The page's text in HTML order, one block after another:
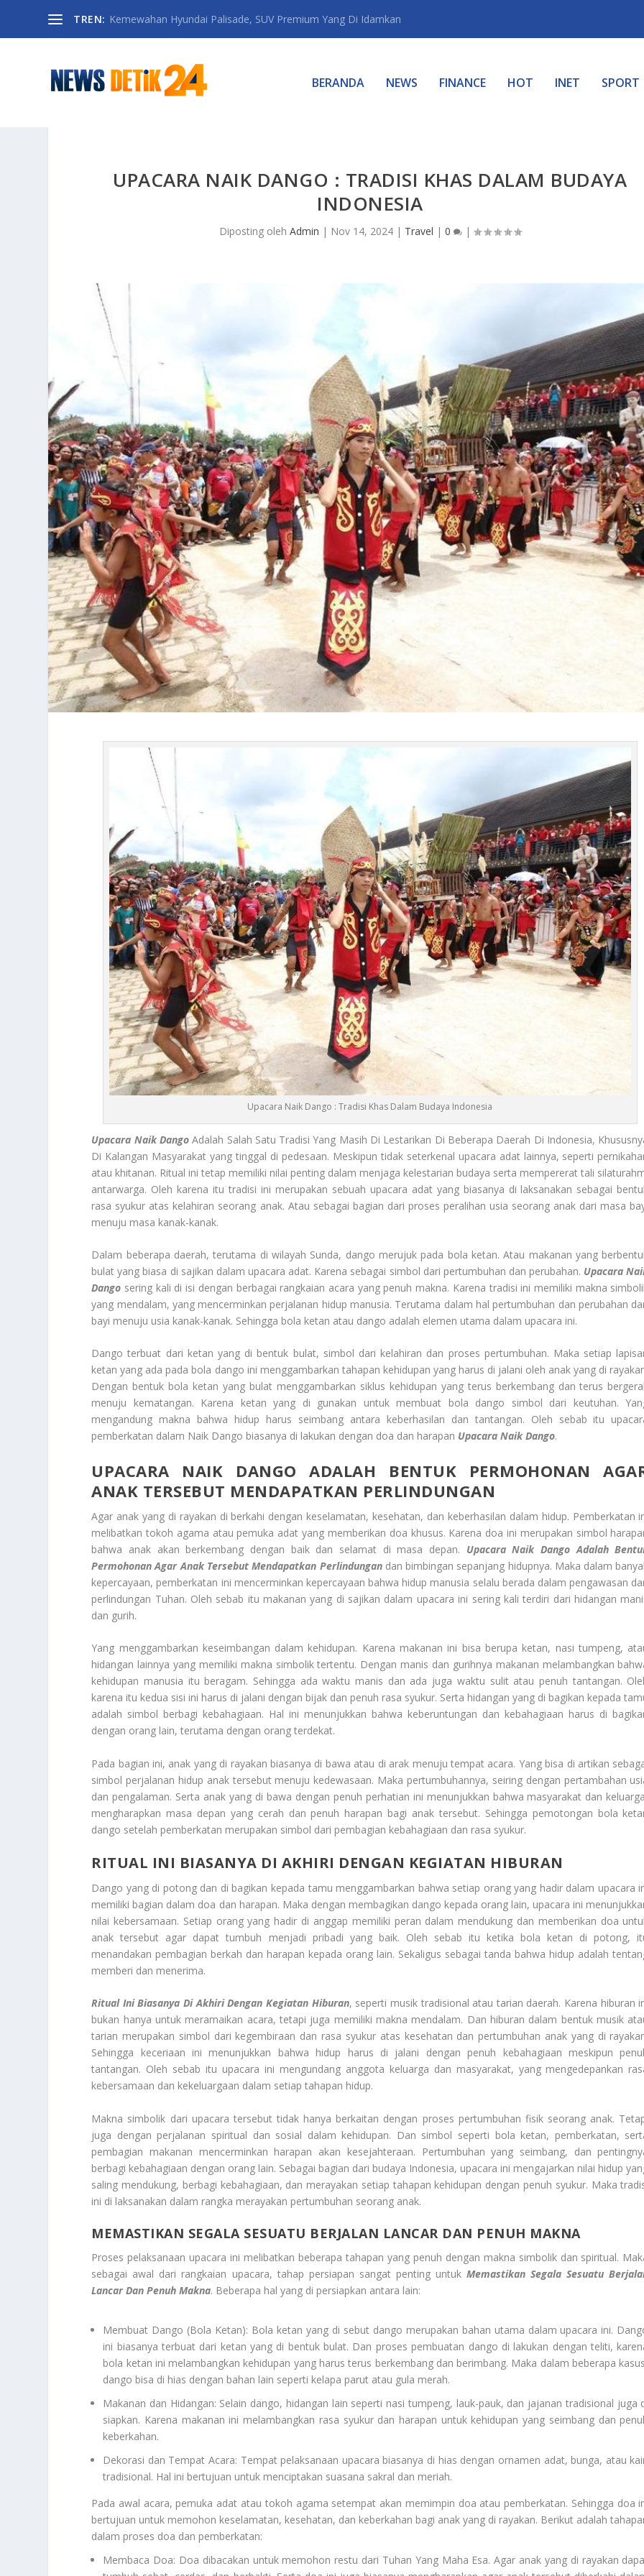
TREN: Kemewahan Hyundai Palisade, SUV Premium Yang Di Idamkan
BERANDA NEWS FINANCE HOT INET SPORT
UPACARA NAIK DANGO : TRADISI KHAS DALAM BUDAYA
INDONESIA
Diposting oleh Admin | Nov 14, 2024| Travel | 0 |
Upacara Naik Dango : Tradisi Khas Dalam Budaya Indonesia
Upacara Naik DangoAdalah Salah Satu Tradisi Yang Masih Di Lestarikan Di Beberapa Daerah Di Indonesia,
Di Kalangan Masyarakat yang tinggal di pedesaan. Meskipun tidak seterkenal upacara adat lainnya, seperti
atau khitanan. Ritual ini tetap memiliki nilai penting dalam menjaga kelestarian budaya serta mempererat tali
antarwarga. Oleh karena itu tradisi ini merupakan sebuah upacara adat yang biasanya di laksanakan sebagai
rasa syukur atas kelahiran seorang anak. Atau sebagai bagian dari proses peralihan usia seorang anak dari masa
menuju masa kanak-kanak.
Dalam beberapa daerah, terutama di wilayah Sunda, dango merujuk pada bola ketan. Atau makanan yang
bulat yang biasa di sajikan dalam upacara adat. Karena sebagai simbol dari pertumbuhan dan perubahan. Upacara
Dango sering kali di isi dengan berbagai rangkaian acara yang penuh makna. Karena tradisi ini memiliki makna
yang mendalam, yang mencerminkan perjalanan hidup manusia. Terutama dalam hal pertumbuhan dan perubahan
bayi menuju usia kanak-kanak. Sehingga bola ketan atau dango adalah elemen utama dalam upacara ini.
Dango terbuat dari ketan yang di bentuk bulat, simbol dari kelahiran dan proses pertumbuhan. Maka setiap
ketan yang ada pada bola dango ini menggambarkan tahapan kehidupan yang harus di jalani oleh anak yang di
Dengan bentuk bola ketan yang bulat menggambarkan siklus kehidupan yang terus berkembang dan terus
menuju kematangan. Karena ketan yang di gunakan untuk membuat bola dango simbol dari keutuhan.
mengandung makna bahwa hidup harus seimbang antara keberhasilan dan tantangan. Oleh sebab itu
pemberkatan dalam Naik Dango biasanya di lakukan dengan doa dan harapan Upacara Naik Dango.
UPACARA NAIK DANGO
ADALAH BENTUK PERMOHONAN
ANAK TERSEBUT MENDAPATKAN PERLINDUNGAN
Agar anak yang di rayakan di berkahi dengan keselamatan, kesehatan, dan keberhasilan dalam hidup. Pemberkatan
melibatkan tokoh agama atau pemuka adat yang memberikan doa khusus. Karena doa ini merupakan simbol
bahwa anak akan berkembang dengan baik dan selamat di masa depan. Upacara Naik Dango Adalah
Permohonan Agar Anak Tersebut Mendapatkan Perlindungandan bimbingan sepanjang hidupnya. Maka dalam
kepercayaan, pemberkatan ini mencerminkan kepercayaan bahwa hidup manusia selalu berada dalam pengawasan
perlindungan Tuhan. Oleh sebab itu makanan yang di sajikan dalam upacara ini sering kali terdiri dari hidangan
dan gurih.
Yang menggambarkan keseimbangan dalam kehidupan. Karena makanan ini bisa berupa ketan, nasi tumpeng,
hidangan lainnya yang memiliki makna simbolik tertentu. Dengan manis dan gurihnya makanan melambangkan
kehidupan manusia itu beragam. Sehingga ada waktu manis dan ada juga waktu sulit atau penuh tantangan.
karena itu kedua sisi ini harus di jalani dengan bijak dan penuh rasa syukur. Serta hidangan yang di bagikan kepada
adalah simbol berbagi kebahagiaan. Hal ini menunjukkan bahwa keberuntungan dan kebahagiaan harus di
dengan orang lain, terutama dengan orang terdekat.
Pada bagian ini, anak yang di rayakan biasanya di bawa atau di arak menuju tempat acara. Yang bisa di artikan
simbol perjalanan hidup anak tersebut menuju kedewasaan. Maka pertumbuhannya, seiring dengan pertambahan
dan pengalaman. Serta anak yang di bawa dengan penuh perhatian ini menunjukkan bahwa masyarakat dan
mengharapkan masa depan yang cerah dan penuh harapan bagi anak tersebut. Sehingga pemotongan bola
dango setelah pemberkatan merupakan simbol dari pembagian kebahagiaan dan rasa syukur.
RITUAL INI BIASANYA DI AKHIRI DENGAN KEGIATAN HIBURAN
Dango yang di potong dan di bagikan kepada tamu menggambarkan bahwa setiap orang yang hadir dalam upacara
memiliki bagian dalam doa dan harapan. Maka dengan membagikan dango kepada orang lain, upacara ini
nilai kebersamaan. Setiap orang yang hadir di anggap memiliki peran dalam mendukung dan memberikan doa
anak tersebut agar dapat tumbuh menjadi pribadi yang baik. Oleh sebab itu ketika bola ketan di potong,
menandakan pembagian berkah dan harapan kepada orang lain. Sekaligus sebagai tanda bahwa hidup adalah
memberi dan menerima.
Ritual Ini Biasanya Di Akhiri Dengan Kegiatan Hiburan, seperti musik tradisional atau tarian daerah. Karena hiburan
bukan hanya untuk meramaikan acara, tetapi juga memiliki makna mendalam. Dan hiburan dalam bentuk musik
tarian merupakan simbol dari kegembiraan dan rasa syukur atas kesehatan dan pertumbuhan anak yang di
Sehingga keceriaan ini menunjukkan bahwa hidup harus di jalani dengan penuh kebahagiaan meskipun
tantangan. Oleh sebab itu upacara ini mengundang anggota keluarga dan masyarakat, yang mengedepankan
kebersamaan dan kekeluargaan dalam setiap tahapan hidup.
Makna simbolik dari upacara tersebut tidak hanya berkaitan dengan proses pertumbuhan fisik seorang anak.
juga dengan perjalanan spiritual dan sosial dalam kehidupan. Dan simbol seperti bola ketan, pemberkatan,
pembagian makanan mencerminkan harapan akan kesejahteraan. Pertumbuhan yang seimbang, dan
berbagi kebahagiaan dengan orang lain. Sebagai bagian dari budaya Indonesia, upacara ini mengajarkan nilai hidup
saling mendukung, berbagi kebahagiaan, dan merayakan setiap tahapan kehidupan dengan penuh syukur. Maka
ini di laksanakan dalam rangka merayakan pertumbuhan seorang anak.
MEMASTIKAN SEGALA SESUATU BERJALAN LANCAR DAN PENUH MAKNA
Proses pelaksanaan upacara ini melibatkan beberapa tahapan yang penuh dengan makna simbolik dan spiritual.
sebagai awal dari rangkaian upacara, tahap persiapan sangat penting untukMemastikan Segala Sesuatu
Lancar Dan Penuh Makna. Beberapa hal yang di persiapkan antara lain:
Membuat Dango (Bola Ketan): Bola ketan yang di sebut dango merupakan bahan utama dalam upacara ini.
ini biasanya terbuat dari ketan yang di bentuk bulat. Dan proses pembuatan dango di lakukan dengan teliti,
bola ketan ini melambangkan kehidupan yang harus terus berkembang dan berimbang. Maka dalam beberapa
dango bisa di hias dengan bahan lain seperti kelapa parut atau gula merah.
Makanan dan Hidangan: Selain dango, hidangan lain seperti nasi tumpeng, lauk-pauk, dan jajanan tradisional juga
siapkan. Karena makanan ini melambangkan rasa syukur dan harapan untuk kehidupan yang seimbang dan
keberkahan.
Dekorasi dan Tempat Acara: Tempat pelaksanaan upacara biasanya di hias dengan ornamen adat, bunga, atau
tradisional. Hal ini bertujuan untuk menciptakan suasana sakral dan meriah.
Pada awal acara, pemuka adat atau tokoh agama setempat akan memimpin doa atau pemberkatan. Sehingga doa
bertujuan untuk memohon keselamatan, kesehatan, dan keberkahan bagi anak yang di rayakan. Berikut adalah
dalam proses doa dan pemberkatan:
Membaca Doa: Doa dibacakan untuk memohon restu dari Tuhan Yang Maha Esa. Agar anak yang di rayakan